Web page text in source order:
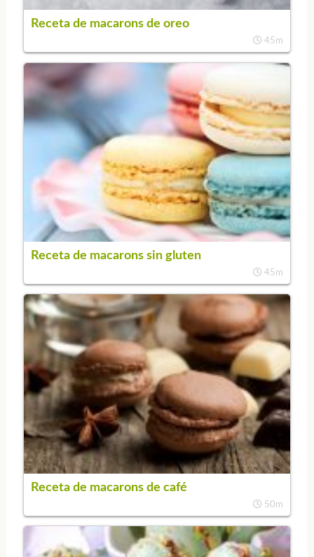
Receta de macarons de oreo
45m
Receta de macarons sin gluten
45m
Receta de macarons de café
50m